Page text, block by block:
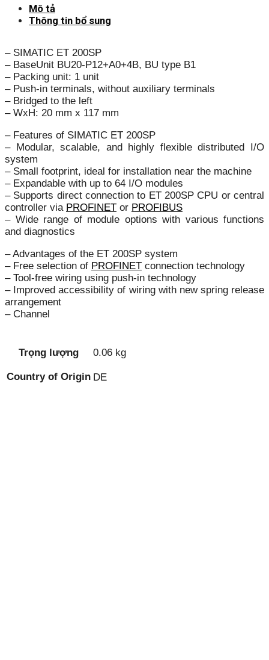
Mô tả
Thông tin bổ sung
– SIMATIC ET 200SP
– BaseUnit BU20-P12+A0+4B, BU type B1
– Packing unit: 1 unit
– Push-in terminals, without auxiliary terminals
– Bridged to the left
– WxH: 20 mm x 117 mm
– Features of SIMATIC ET 200SP
– Modular, scalable, and highly flexible distributed I/O
system
– Small footprint, ideal for installation near the machine
– Expandable with up to 64 I/O modules
– Supports direct connection to ET 200SP CPU or central
controller via PROFINET or PROFIBUS
– Wide range of module options with various functions
and diagnostics
– Advantages of the ET 200SP system
– Free selection of PROFINET connection technology
– Tool-free wiring using push-in technology
– Improved accessibility of wiring with new spring release
arrangement
– Channel
Trọng lượng 0.06 kg
Country of Origin DE